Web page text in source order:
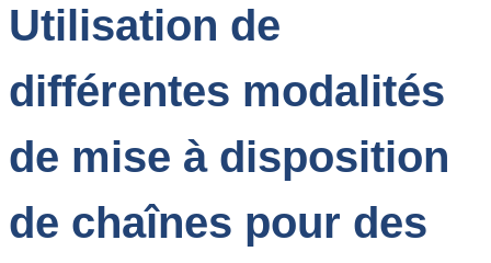
Utilisation de
différentes modalités
de mise à disposition
de chaînes pour des